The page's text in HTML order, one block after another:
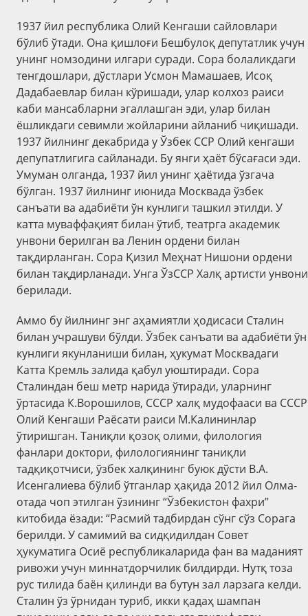
1937 йил республика Олий Кенгаши сайловлари
бўлиб ўтади. Она қишлоғи Бешбулоқ депутатлик учун
унинг номзодини илгари суради. Сора болаликдаги
тенгдошлари, дўстлари Усмон Мамашаев, Исоқ
Дадабаевлар билан кўришади, улар колхоз раиси
каби мансабларни эгаллашган эди, улар билан
ёшликдаги севимли жойларини айланиб чиқишади.
1937 йилнинг декабрида у Ўзбек ССР Олий кенгаши
депупатлигига сайланади. Бу янги ҳаёт бўсағаси эди.
Умуман олганда, 1937 йил унинг ҳаётида ўзгача
бўлган. 1937 йилнинг июнида Москвада ўзбек
санъати ва адабиёти ўн кунлиги ташкил этилди. У
катта муваффақият билан ўтиб, театрга академик
унвони берилган ва Ленин ордени билан
тақдирланган. Сора Қизил Меҳнат Нишони ордени
билан тақдирланади. Унга ЎзССР Халқ артисти унвони
берилади.
Аммо бу йилнинг энг аҳамиятли ҳодисаси Сталин
билан учрашуви бўлди. Ўзбек санъати ва адабиёти ўн
кунлиги якунланиши билан, ҳукумат Москвадаги
Катта Кремль залида қабул уюштиради. Сора
Сталиндан беш метр нарида ўтиради, уларнинг
ўртасида К.Ворошилов, СССР халқ мудофааси ва СССР
Олий Кенгаши Раёсати раиси М.Калининлар
ўтиришган. Таниқли қозоқ олими, филология
фанлари доктори, филологиянинг таниқли
тадқиқотчиси, ўзбек халқининг буюк дўсти В.А.
Исенгалиева бўлиб ўтганлар ҳақида 2012 йил Олма-
отада чоп этилган ўзининг “Ўзбекистон фахри”
китобида ёзади: “Расмий тадбирдан сўнг сўз Сорага
берилди. У самимий ва сидқидилдан Совет
ҳукуматига Осиё республикаларида фан ва маданият
ривожи учун миннатдорчилик билдирди. Нутқ тоза
рус тилидa баён қилинди ва бутун зал ларзага келди.
Сталин ўз ўрнидан туриб, икки қадаҳ шампан